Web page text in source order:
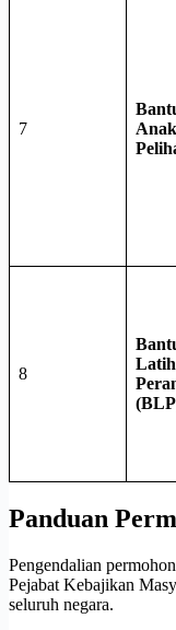
7
Anak
8
Panduan
Pengendalian
Pejabat Kebajikan
seluruh negara.